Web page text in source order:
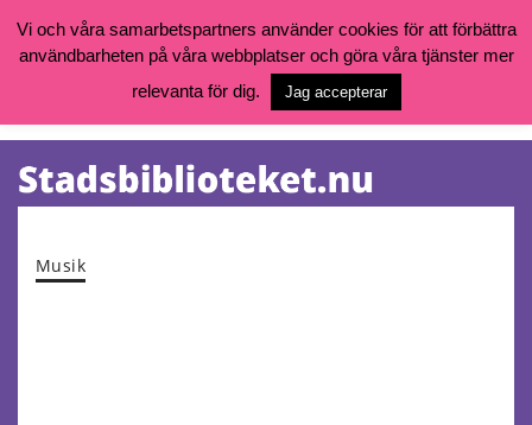
Vill du söka böcker, logga in på ditt bibliotekskonto eller nå övriga
goteborg.se/bibliotek
Öppettider, katalog och kontakt
Tjänster
Musik
Vi och våra samarbetspartners använder cookies för att förbättra
användbarheten på våra webbplatser och göra våra tjänster mer
relevanta för dig.
Jag accepterar